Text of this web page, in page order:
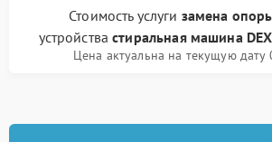
Стоимость услуги замена
устройствастиральная машина
Цена актуальна на текущую дату